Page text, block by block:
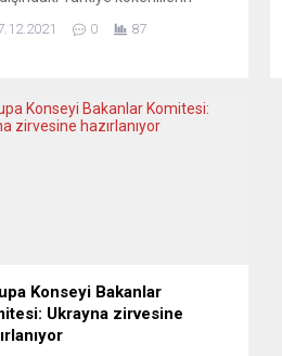
bir anket gerçekleştirdi.
Cebeci’ye iletildi. Sılayolu
Türk Otomobil Kulübü Derneği
0 87
Konseyi Bakanlar
Ukrayna zirvesine